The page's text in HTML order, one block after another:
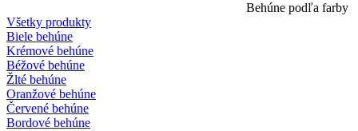
Behúne podľa farby
Všetky produkty
Biele behúne
Krémové behúne
Béžové behúne
Žlté behúne
Oranžové behúne
Červené behúne
Bordové behúne